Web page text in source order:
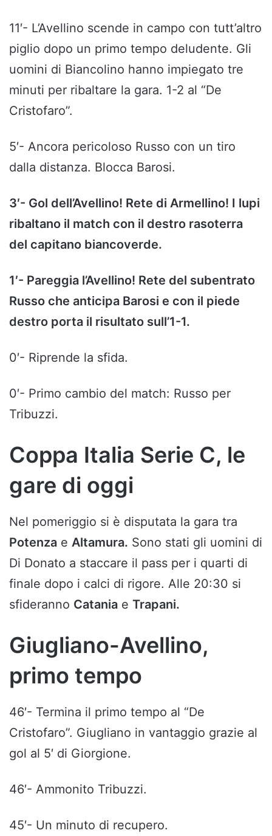
11′- L’Avellino scende in campo con tutt’altro
piglio dopo un primo tempo deludente. Gli
uomini di Biancolino hanno impiegato tre
minuti per ribaltare la gara. 1-2 al “De
Cristofaro”.
5′- Ancora pericoloso Russo con un tiro
dalla distanza. Blocca Barosi.
3′- Gol dell’Avellino! Rete di Armellino! I lupi
ribaltano il match con il destro rasoterra
del capitano biancoverde.
1′- Pareggia l’Avellino! Rete del subentrato
Russo che anticipa Barosi e con il piede
destro porta il risultato sull’1-1.
0′- Riprende la sfida.
0′- Primo cambio del match: Russo per
Tribuzzi.
Coppa Italia Serie C, le
gare di oggi
Nel pomeriggio si è disputata la gara tra
Potenza e Altamura. Sono stati gli uomini di
Di Donato a staccare il pass per i quarti di
finale dopo i calci di rigore. Alle 20:30 si
sfideranno Catania e Trapani.
Giugliano-Avellino,
primo tempo
46′- Termina il primo tempo al “De
Cristofaro”. Giugliano in vantaggio grazie al
gol al 5′ di Giorgione.
46′- Ammonito Tribuzzi.
45′- Un minuto di recupero.